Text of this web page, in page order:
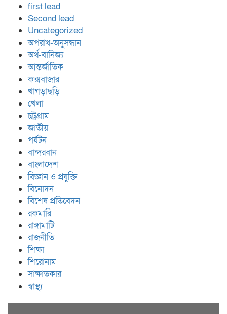
first lead
Second lead
Uncategorized
অপরাধ-অনুসন্ধান
অর্থ-বানিজ্য
আন্তর্জাতিক
কক্সবাজার
খাগড়াছড়ি
খেলা
চট্রগ্রাম
জাতীয়
পর্যটন
বান্দরবান
বাংলাদেশ
বিজ্ঞান ও প্রযুক্তি
বিনোদন
বিশেষ প্রতিবেদন
রকমারি
রাঙ্গামাটি
রাজনীতি
শিক্ষা
শিরোনাম
সাক্ষাতকার
স্বাস্থ্য